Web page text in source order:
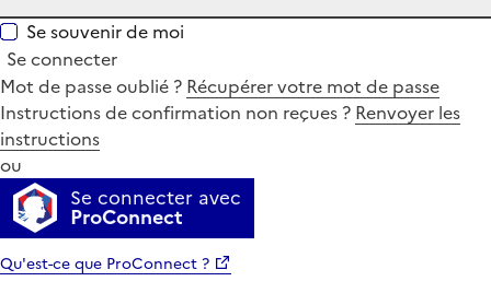
Se souvenir de moi
Se connecter
Mot de passe oublié ? Récupérer votre mot de passe
Instructions de confirmation non reçues ? Renvoyer les
instructions
ou
Se connecter avec
ProConnect
Qu'est-ce que ProConnect ?